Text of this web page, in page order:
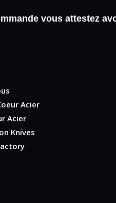
vous attestez
Acier
Acier
Knives